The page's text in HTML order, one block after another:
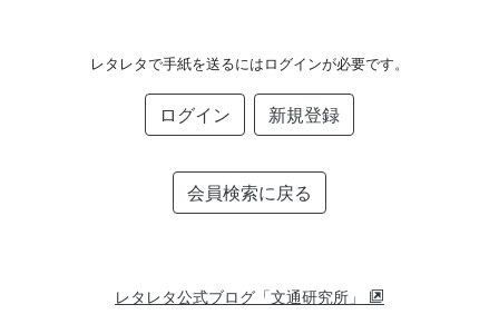
レタレタで手紙を送るにはログインが必要です。
ログイン 新規登録
会員検索に戻る
レタレタ公式ブログ「文通研究所」